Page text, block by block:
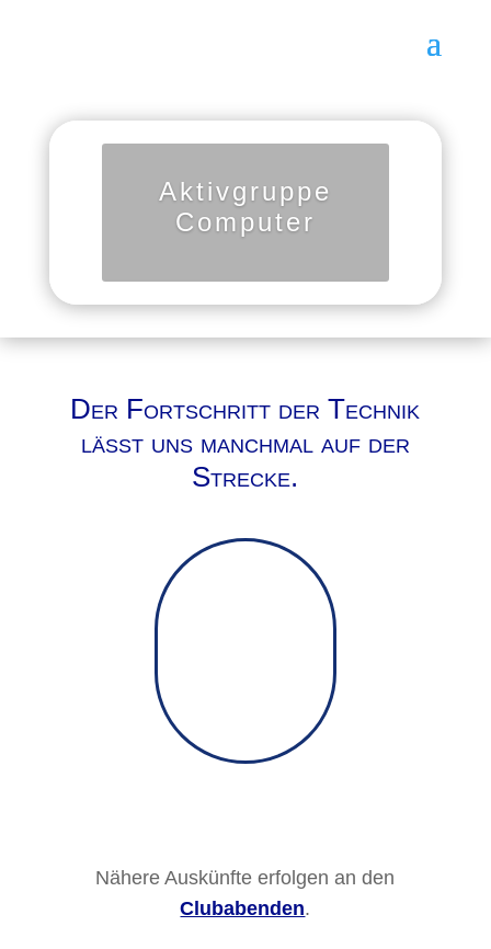
Aktivgruppe
Computer
Der Fortschritt der Technik
lässt uns manchmal auf der
Strecke.
Nähere Auskünfte erfolgen an den
Clubabenden.